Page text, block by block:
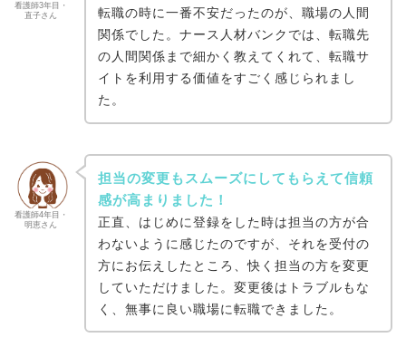
看護師3年目・
直子さん
転職の時に一番不安だったのが、職場の人間
関係でした。ナース人材バンクでは、転職先
の人間関係まで細かく教えてくれて、転職サ
イトを利用する価値をすごく感じられまし
た。
看護師4年目・
明恵さん
担当の変更もスムーズにしてもらえて信頼
感が高まりました！
正直、はじめに登録をした時は担当の方が合
わないように感じたのですが、それを受付の
方にお伝えしたところ、快く担当の方を変更
していただけました。変更後はトラブルもな
く、無事に良い職場に転職できました。